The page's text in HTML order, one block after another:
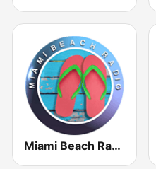
Miami Beach Radio